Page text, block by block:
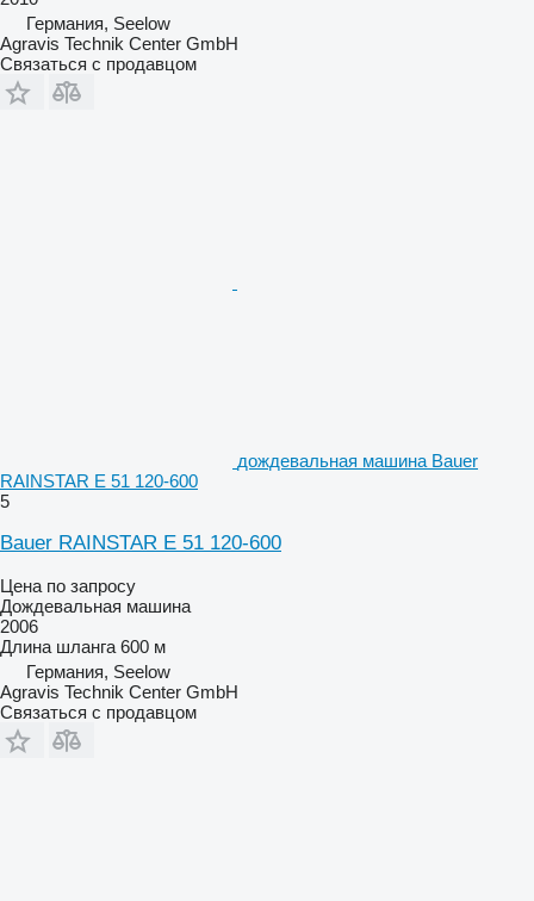
Германия, Seelow
Agravis Technik Center GmbH
Связаться с продавцом
дождевальная машина Bauer
RAINSTAR E 51 120-600
5
Bauer RAINSTAR E 51 120-600
Цена по запросу
Дождевальная машина
2006
Длина шланга 600 м
Германия, Seelow
Agravis Technik Center GmbH
Связаться с продавцом